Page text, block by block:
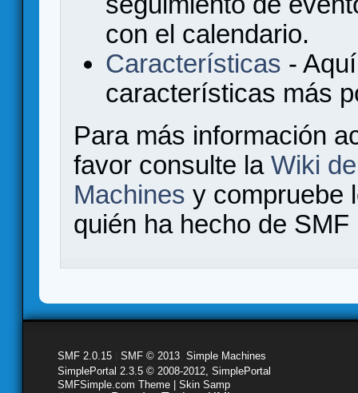
con el calendario.
Características -
características más
Para más información
favor consulte la Wiki
Machines y compruebe
quién ha hecho de
SMF 2.0.15 SMF © 2013 Simple Machines
SimplePortal 2.3.5 © 2008-2012, SimplePortal
SMFSimple.com Theme | Skin Samp